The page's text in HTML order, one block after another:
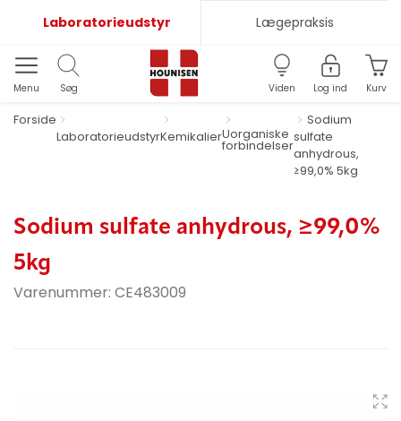
Laboratorieudstyr Lægepraksis
Menu Søg Viden Log ind Kurv
Forside
LaboratorieudstyrKemikalierUorganiske
forbindelser
Sodium
sulfate
anhydrous,
≥99,0% 5kg
Sodium sulfate anhydrous, ≥99,0%
5kg
Varenummer: CE483009